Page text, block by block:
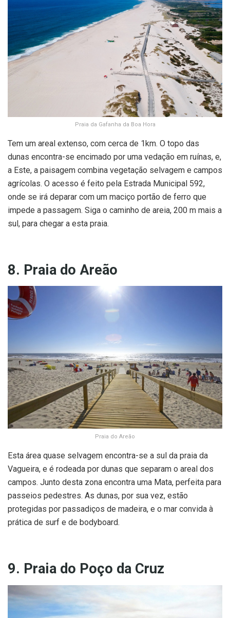
Praia da Gafanha da Boa Hora
Tem um areal extenso, com cerca de 1km. O topo das
dunas encontra-se encimado por uma vedação em ruínas, e,
a Este, a paisagem combina vegetação selvagem e campos
agrícolas. O acesso é feito pela Estrada Municipal 592,
onde se irá deparar com um maciço portão de ferro que
impede a passagem. Siga o caminho de areia, 200 m mais a
sul, para chegar a esta praia.
8. Praia do Areão
Praia do Areão
Esta área quase selvagem encontra-se a sul da praia da
Vagueira, e é rodeada por dunas que separam o areal dos
campos. Junto desta zona encontra uma Mata, perfeita para
passeios pedestres. As dunas, por sua vez, estão
protegidas por passadiços de madeira, e o mar convida à
prática de surf e de bodyboard.
9. Praia do Poço da Cruz